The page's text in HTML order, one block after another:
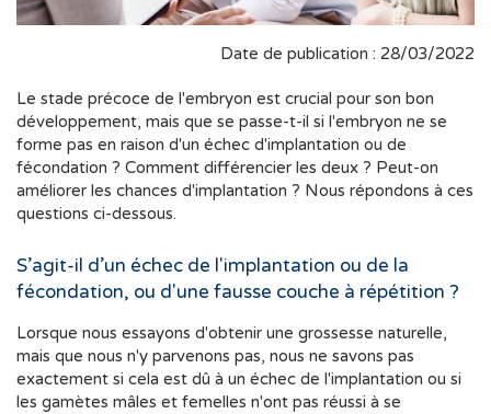
Date de publication : 28/03/2022
Le stade précoce de l'embryon est crucial pour son bon
développement, mais que se passe-t-il si l'embryon ne se
forme pas en raison d'un échec d'implantation ou de
fécondation ? Comment différencier les deux ? Peut-on
améliorer les chances d'implantation ? Nous répondons à ces
questions ci-dessous.
S’agit-il d’un échec de l'implantation ou de la
fécondation, ou d'une fausse couche à répétition ?
Lorsque nous essayons d'obtenir une grossesse naturelle,
mais que nous n'y parvenons pas, nous ne savons pas
exactement si cela est dû à un échec de l'implantation ou si
les gamètes mâles et femelles n'ont pas réussi à se